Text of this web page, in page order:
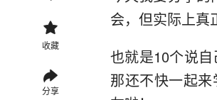
收藏
分享
会，但实际上真
也就是10个说
那还不快一起